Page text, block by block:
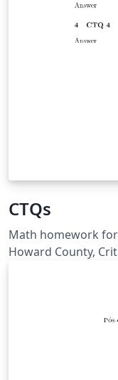
CTQs
Math homework